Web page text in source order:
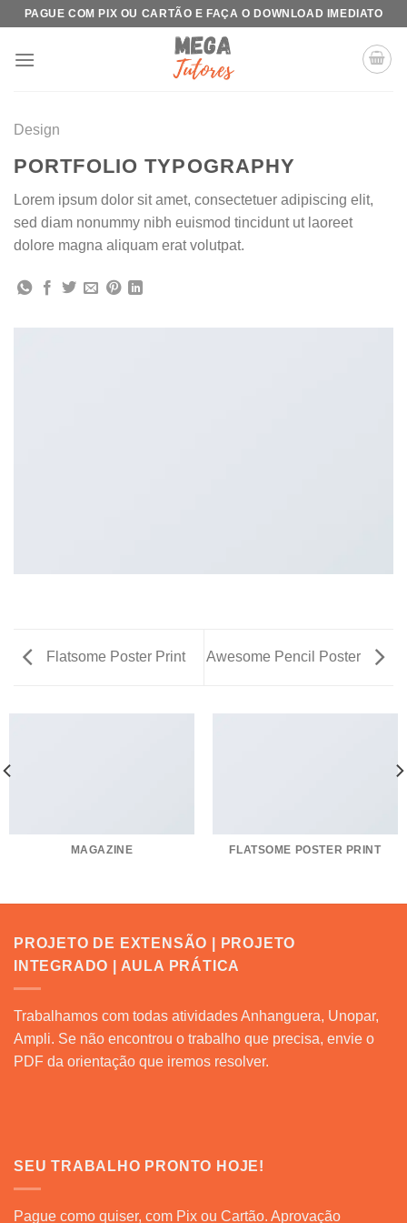
Skip
content
PAGUE COM PIX OU CARTÃO E FAÇA O DOWNLOAD IMEDIATO
Design
PORTFOLIO TYPOGRAPHY
Lorem ipsum dolor sit amet, consectetuer adipiscing elit,
sed diam nonummy nibh euismod tincidunt ut laoreet
dolore magna aliquam erat volutpat.
Flatsome Poster Print Awesome Pencil Poster
MAGAZINE FLATSOME POSTER PRINT
PROJETO DE EXTENSÃO | PROJETO
INTEGRADO | AULA PRÁTICA
Trabalhamos com todas atividades Anhanguera, Unopar,
Ampli. Se não encontrou o trabalho que precisa, envie o
PDF da orientação que iremos resolver.
SEU TRABALHO PRONTO HOJE!
Pague como quiser, com Pix ou Cartão. Aprovação